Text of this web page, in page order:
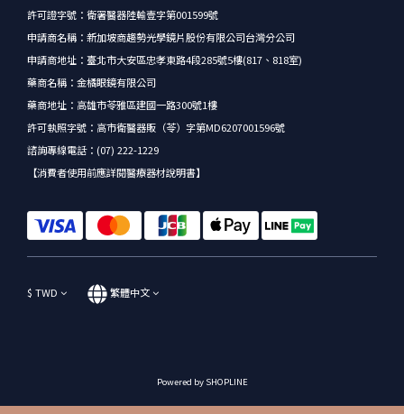
許可證字號：衛署醫器陸輸壹字第001599號
申請商名稱：新加坡商趨勢光學鏡片股份有限公司台灣分公司
申請商地址：臺北市大安區忠孝東路4段285號5樓(817、818室)
藥商名稱：金橘眼鏡有限公司
藥商地址：高雄市苓雅區建國一路300號1樓
許可執照字號：高市衛醫器販（苓）字第MD6207001596號
諮詢專線電話：(07) 222-1229
【消費者使用前應詳閱醫療器材說明書】
$ TWD 繁體中文
Powered by SHOPLINE